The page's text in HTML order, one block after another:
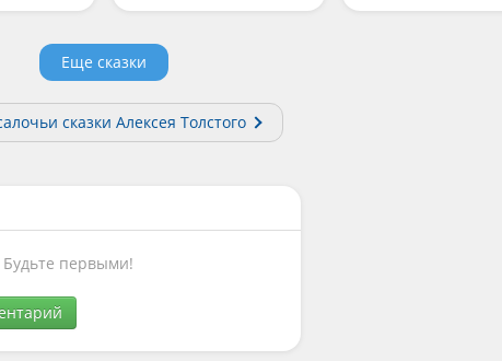
Еще сказки
сказки Алексея Толстого
первыми!